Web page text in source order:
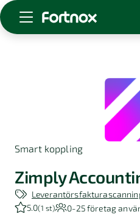
För redovisningsbyrån
Kunskap & inspiration
Logga in
Om Fortnox
Karriär
Kontakt
Smart koppling
Zimply
5.0(1 st) 0-25företag